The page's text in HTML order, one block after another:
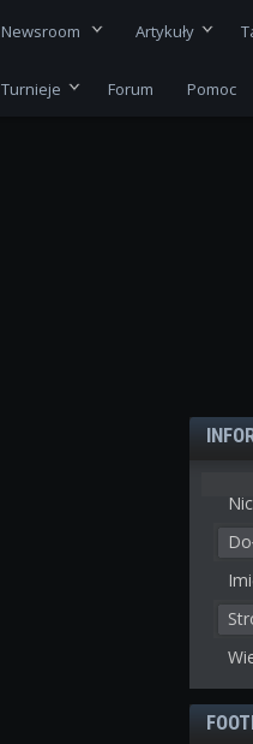
Newsroom Artykuły
Turnieje Forum Pomoc